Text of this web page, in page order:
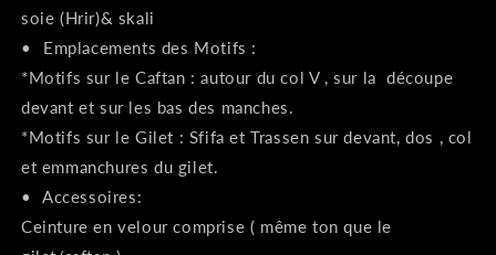
soie (Hrir)& skali
•⁠ ⁠Emplacements des Motifs :
*Motifs sur le Caftan : autour du col V , sur la découpe
devant et sur les bas des manches.
*Motifs sur le Gilet : Sfifa et Trassen sur devant, dos , col
et emmanchures du gilet.
•⁠ ⁠Accessoires:
Ceinture en velour comprise ( même ton que le